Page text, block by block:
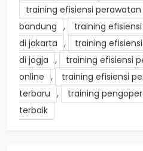
training efisiensi
bandung ,
training
di jakarta ,
training
di jogja ,
training efisiensi
online ,
training efisiensi
terbaru ,
training
terbaik